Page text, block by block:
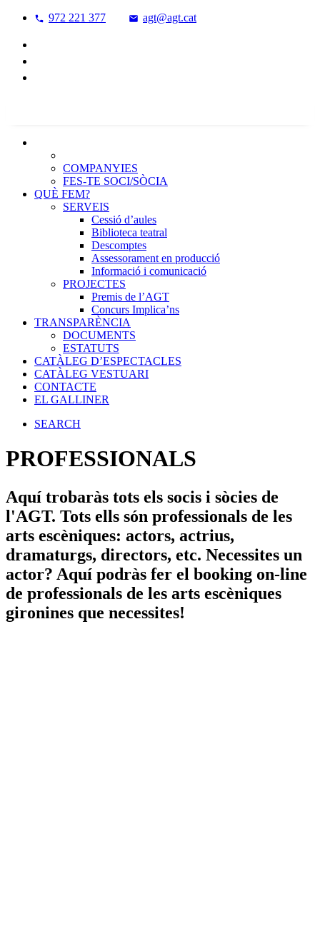
972 221 377 agt@agt.cat
COMPANYIES
FES-TE SOCI/SÒCIA
QUÈ FEM?
SERVEIS
Cessió d’aules
Biblioteca teatral
Descomptes
Assessorament en producció
Informació i comunicació
PROJECTES
Premis de l’AGT
Concurs Implica’ns
TRANSPARÈNCIA
DOCUMENTS
ESTATUTS
CATÀLEG D’ESPECTACLES
CATÀLEG VESTUARI
CONTACTE
EL GALLINER
SEARCH
PROFESSIONALS
Aquí trobaràs tots els socis i sòcies de
l'AGT. Tots ells són professionals de les
arts escèniques: actors, actrius,
dramaturgs, directors, etc. Necessites un
actor? Aquí podràs fer el booking on-line
de professionals de les arts escèniques
gironines que necessites!